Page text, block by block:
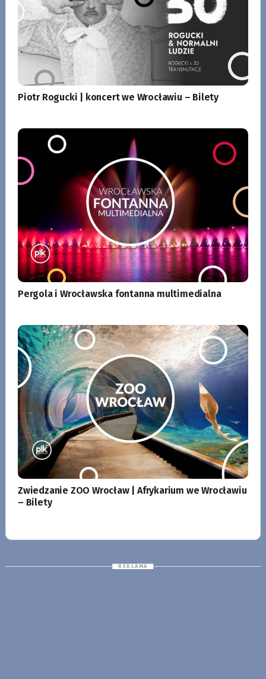
Piotr Rogucki | koncert we Wrocławiu – Bilety
Pergola i Wrocławska fontanna multimedialna
Zwiedzanie ZOO Wrocław | Afrykarium we Wrocławiu
– Bilety